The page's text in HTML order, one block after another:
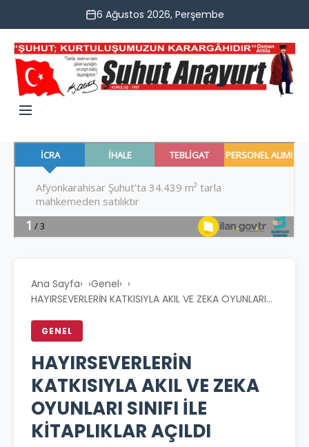
6 Ağustos 2026, Perşembe
Ana Sayfa› Genel›
HAYIRSEVERLERİN KATKISIYLA AKIL VE ZEKA OYUNLARI...
GENEL
HAYIRSEVERLERİN
KATKISIYLA AKIL VE ZEKA
OYUNLARI SINIFI İLE
KİTAPLIKLAR AÇILDI